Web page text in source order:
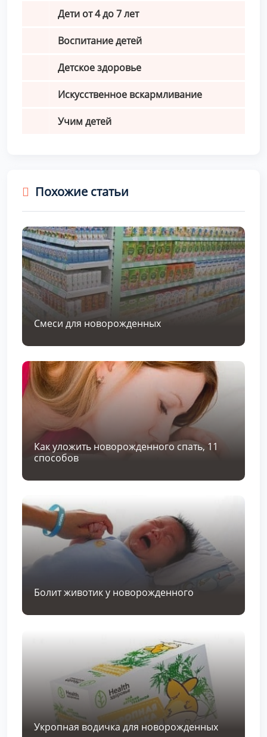
Дети от 4 до 7 лет
Воспитание детей
Детское здоровье
Искусственное вскармливание
Учим детей
Похожие статьи
Смеси для новорожденных
Как уложить новорожденного спать, 11
способов
Болит животик у новорожденного
Укропная водичка для новорожденных